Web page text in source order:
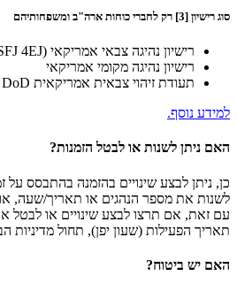
סוג רישיון [3] רק לחברי כוחות ארה"ב ומשפחותיהם
רישיון נהיגה צבאי אמריקאי SOFA (USFJ 4EJ)
רישיון נהיגה מקומי אמריקאי
תעודת זיהוי צבאית אמריקאית DoD
למידע נוסף.
האם ניתן לשנות או לבטל הזמנות?
כן, ניתן לבצע שינויים בהזמנה בהתבסס על
לשנות את מספר הנהגים או תאריך/שעה,
תאריך הפעילות (שעון יפן), תחול מדיניות
האם יש ביטוח?